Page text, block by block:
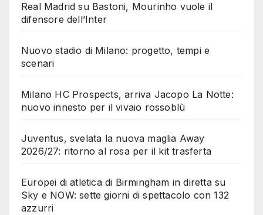
Real Madrid su Bastoni, Mourinho vuole il
difensore dell’Inter
Nuovo stadio di Milano: progetto, tempi e
scenari
Milano HC Prospects, arriva Jacopo La Notte:
nuovo innesto per il vivaio rossoblù
Juventus, svelata la nuova maglia Away
2026/27: ritorno al rosa per il kit trasferta
Europei di atletica di Birmingham in diretta su
Sky e NOW: sette giorni di spettacolo con 132
azzurri